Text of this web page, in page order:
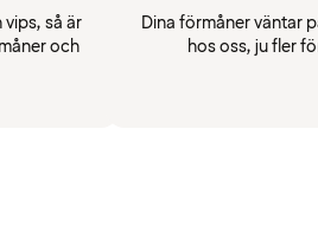
så är
och
Dina förmåner väntar
hos oss, ju fler